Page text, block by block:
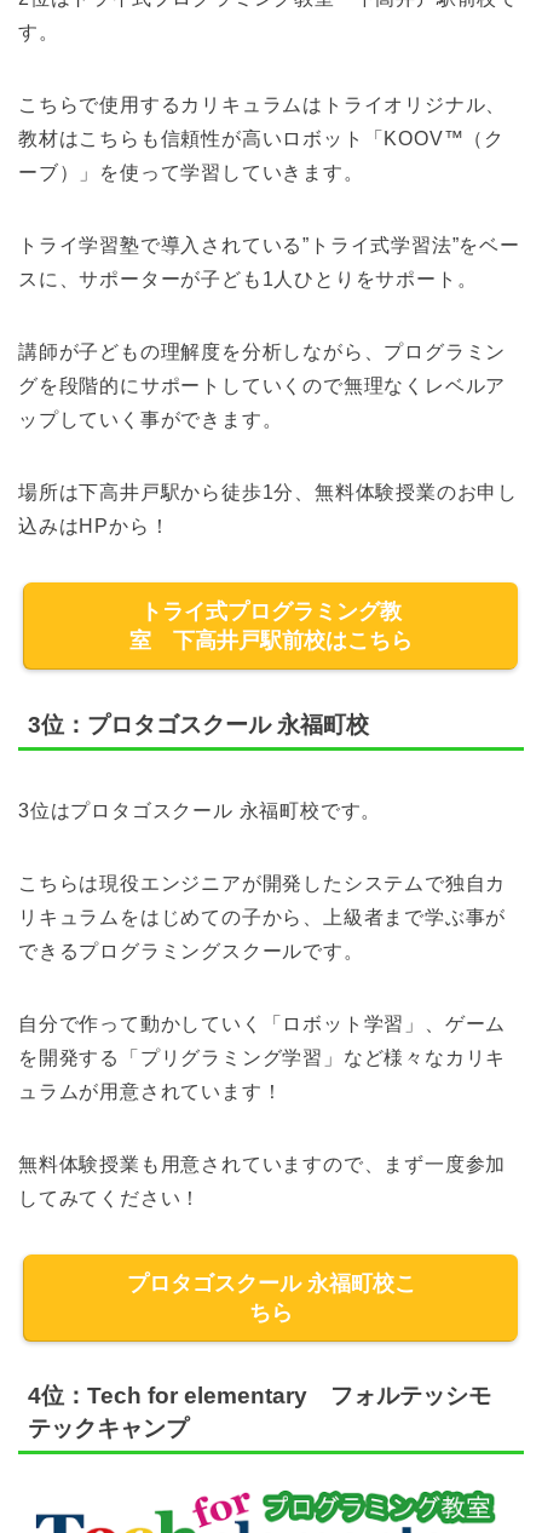
す。
こちらで使用するカリキュラムはトライオリジナル、
教材はこちらも信頼性が高いロボット「KOOV™（ク
ーブ）」を使って学習していきます。
トライ学習塾で導入されている”トライ式学習法”をベー
スに、サポーターが子ども1人ひとりをサポート。
講師が子どもの理解度を分析しながら、プログラミン
グを段階的にサポートしていくので無理なくレベルア
ップしていく事ができます。
場所は下高井戸駅から徒歩1分、無料体験授業のお申し
込みはHPから！
トライ式プログラミング教
室 下高井戸駅前校はこちら
3位：プロタゴスクール 永福町校
3位はプロタゴスクール 永福町校です。
こちらは現役エンジニアが開発したシステムで独自カ
リキュラムをはじめての子から、上級者まで学ぶ事が
できるプログラミングスクールです。
自分で作って動かしていく「ロボット学習」、ゲーム
を開発する「プリグラミング学習」など様々なカリキ
ュラムが用意されています！
無料体験授業も用意されていますので、まず一度参加
してみてください！
プロタゴスクール 永福町校こ
ちら
4位：Tech for elementary フォルテッシモ
テックキャンプ